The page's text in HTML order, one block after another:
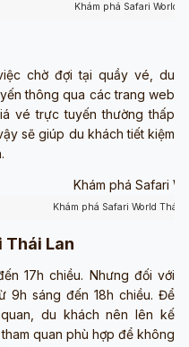
Khám phá Safari World
chờ đợi tại quầy vé, du
thông qua các trang web
vé trực tuyến thường thấp
sẽ giúp du khách tiết kiệm
Khám phá Safari World Thái
Thái Lan
17h chiều. Nhưng đối với
9h sáng đến 18h chiều. Để
du khách nên lên kế
quan phù hợp để không